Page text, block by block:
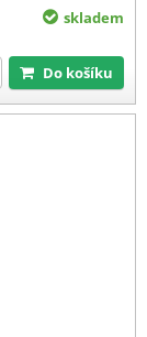
skladem
Do košíku